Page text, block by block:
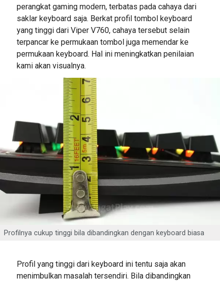
perangkat gaming modern, terbatas pada cahaya dari
saklar keyboard saja. Berkat profil tombol keyboard
yang tinggi dari Viper V760, cahaya tersebut selain
terpancar ke permukaan tombol juga memendar ke
permukaan keyboard. Hal ini meningkatkan penilaian
kami akan visualnya.
Profilnya cukup tinggi bila dibandingkan dengan keyboard biasa
Profil yang tinggi dari keyboard ini tentu saja akan
menimbulkan masalah tersendiri. Bila dibandingkan